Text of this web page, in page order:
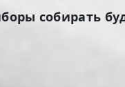
собирать